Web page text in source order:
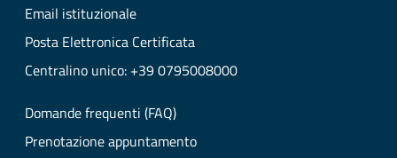
Email istituzionale
Posta Elettronica Certificata
Centralino unico: +39 0795008000
Domande frequenti (FAQ)
Prenotazione appuntamento